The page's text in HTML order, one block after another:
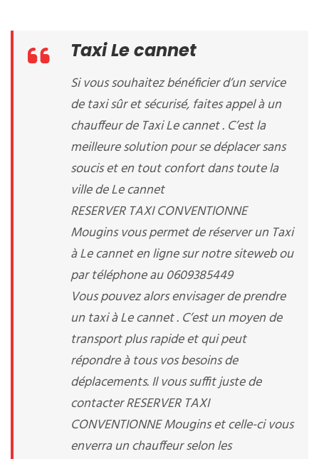
Taxi Le cannet
Si vous souhaitez bénéficier d’un service
de taxi sûr et sécurisé, faites appel à un
chauffeur de Taxi Le cannet . C’est la
meilleure solution pour se déplacer sans
soucis et en tout confort dans toute la
ville de Le cannet
RESERVER TAXI CONVENTIONNE
Mougins vous permet de réserver un Taxi
à Le cannet en ligne sur notre siteweb ou
par téléphone au 0609385449
Vous pouvez alors envisager de prendre
un taxi à Le cannet . C’est un moyen de
transport plus rapide et qui peut
répondre à tous vos besoins de
déplacements. Il vous suffit juste de
contacter RESERVER TAXI
CONVENTIONNE Mougins et celle-ci vous
enverra un chauffeur selon les